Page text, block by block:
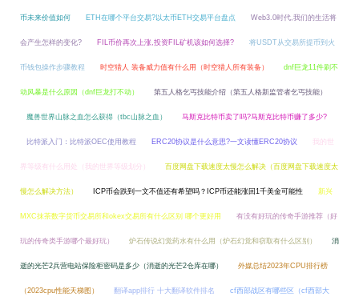
币未来价值如何 ETH在哪个平台交易?以太币ETH交易平台盘点 Web3.0时代,我们的生活将
会产生怎样的变化? FIL币价再次上涨,投资FIL矿机该如何选择? 将USDT从交易所提币到火
币钱包操作步骤教程 时空猎人 装备威力值有什么用（时空猎人所有装备） dnf巨龙11件刷不
动风暴是什么原因（dnf巨龙打不动） 第五人格乞丐技能介绍（第五人格新监管者乞丐技能）
魔兽世界山脉之血怎么获得（tbc山脉之血） 马斯克比特币卖了吗?马斯克比特币赚了多少?
比特派入门：比特派OEC使用教程 ERC20协议是什么意思?一文读懂ERC20协议 我的世
界等级有什么用处（我的世界等级划分） 百度网盘下载速度太慢怎么解决（百度网盘下载速度太
慢怎么解决方法） ICP币会跌到一文不值还有希望吗？ICP币还能涨回1千美金可能性 新兴
MXC抹茶数字货币交易所和okex交易所有什么区别 哪个更好用 有没有好玩的传奇手游推荐（好
玩的传奇类手游哪个最好玩） 炉石传说幻觉药水有什么用（炉石幻觉和窃取有什么区别） 消
逝的光芒2兵营电站保险柜密码是多少（消逝的光芒2仓库在哪） 外媒总结2023年CPU排行榜
（2023cpu性能天梯图） 翻译app排行 十大翻译软件排名 cf西部战区有哪些区（cf西部大